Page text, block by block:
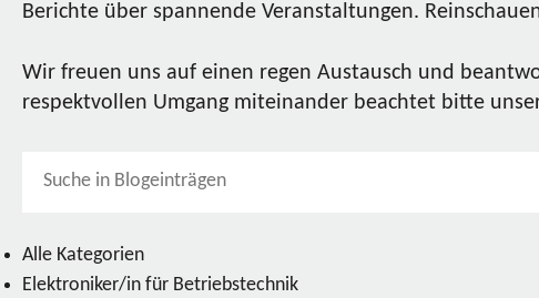
Berichte über spannende Veranstaltungen.
Wir freuen uns auf einen regen Austausch und
respektvollen Umgang miteinander beachtet bitte
Alle Kategorien
Elektroniker/in für Betriebstechnik